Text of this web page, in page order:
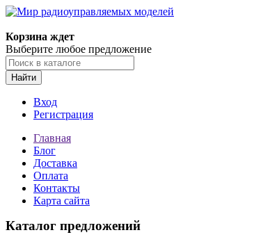
Корзина ждет
Выберите любое предложение
Найти
Вход
Регистрация
Главная
Блог
Доставка
Оплата
Контакты
Карта сайта
Каталог предложений